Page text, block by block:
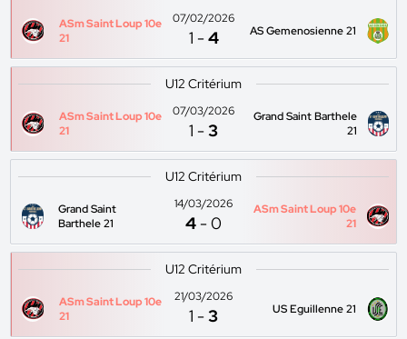
ASm Saint Loup 10e
21
07/02/2026
1 -4 AS Gemenosienne 21
U12 Critérium
ASm Saint Loup 10e
21
07/03/2026
1 -3
Grand Saint Barthele
21
U12 Critérium
Grand Saint
Barthele 21
14/03/2026
4 -0
ASm Saint Loup 10e
21
U12 Critérium
ASm Saint Loup 10e
21
21/03/2026
1 -3 US Eguillenne 21